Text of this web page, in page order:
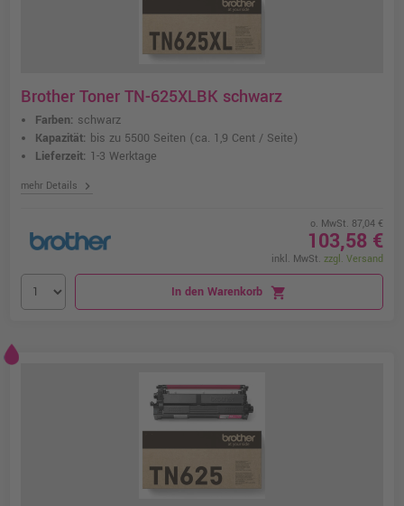
Brother Toner TN-625XLBK schwarz
Farben: schwarz
Kapazität: bis zu 5500 Seiten (ca. 1,9 Cent / Seite)
Lieferzeit: 1-3 Werktage
mehr Details chevron_right
o. MwSt. 87,04 €
103,58 €
inkl. MwSt. zzgl. Versand
In den Warenkorb shopping_cart